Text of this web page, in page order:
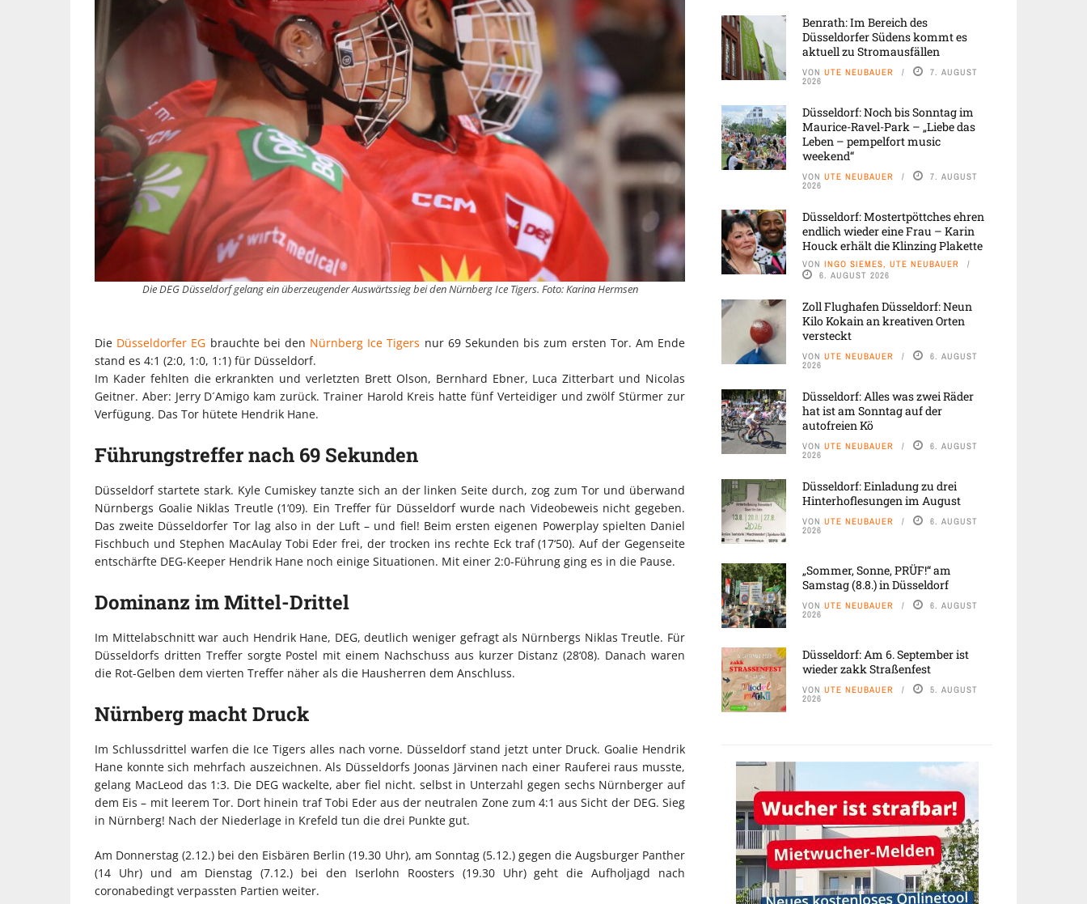
Die DEG Düsseldorf gelang ein überzeugender Auswärtssieg bei den Nürnberg Ice Tigers. Foto: Karina Hermsen
Die Düsseldorfer EG brauchte bei den Nürnberg Ice Tigers nur 69 Sekunden bis zum ersten Tor. Am Ende
stand es 4:1 (2:0, 1:0, 1:1) für Düsseldorf.
Im Kader fehlten die erkrankten und verletzten Brett Olson, Bernhard Ebner, Luca Zitterbart und Nicolas
Geitner. Aber: Jerry D´Amigo kam zurück. Trainer Harold Kreis hatte fünf Verteidiger und zwölf Stürmer zur
Verfügung. Das Tor hütete Hendrik Hane.
Führungstreffer nach 69 Sekunden
Düsseldorf startete stark. Kyle Cumiskey tanzte sich an der linken Seite durch, zog zum Tor und überwand
Nürnbergs Goalie Niklas Treutle (1‘09). Ein Treffer für Düsseldorf wurde nach Videobeweis nicht gegeben.
Das zweite Düsseldorfer Tor lag also in der Luft – und fiel! Beim ersten eigenen Powerplay spielten Daniel
Fischbuch und Stephen MacAulay Tobi Eder frei, der trocken ins rechte Eck traf (17‘50). Auf der Gegenseite
entschärfte DEG-Keeper Hendrik Hane noch einige Situationen. Mit einer 2:0-Führung ging es in die Pause.
Dominanz im Mittel-Drittel
Im Mittelabschnitt war auch Hendrik Hane, DEG, deutlich weniger gefragt als Nürnbergs Niklas Treutle. Für
Düsseldorfs dritten Treffer sorgte Postel mit einem Nachschuss aus kurzer Distanz (28‘08). Danach waren
die Rot-Gelben dem vierten Treffer näher als die Hausherren dem Anschluss.
Nürnberg macht Druck
Im Schlussdrittel warfen die Ice Tigers alles nach vorne. Düsseldorf stand jetzt unter Druck. Goalie Hendrik
Hane konnte sich mehrfach auszeichnen. Als Düsseldorfs Joonas Järvinen nach einer Rauferei raus musste,
gelang MacLeod das 1:3. Die DEG wackelte, aber fiel nicht. selbst in Unterzahl gegen sechs Nürnberger auf
dem Eis – mit leerem Tor. Dort hinein traf Tobi Eder aus der neutralen Zone zum 4:1 aus Sicht der DEG. Sieg
in Nürnberg! Nach der Niederlage in Krefeld tun die drei Punkte gut.
Am Donnerstag (2.12.) bei den Eisbären Berlin (19.30 Uhr), am Sonntag (5.12.) gegen die Augsburger Panther
(14 Uhr) und am Dienstag (7.12.) bei den Iserlohn Roosters (19.30 Uhr) geht die Aufholjagd nach
coronabedingt verpassten Partien weiter.
Benrath: Im Bereich des
Düsseldorfer Südens kommt es
aktuell zu Stromausfällen
VON UTE NEUBAUER 7. AUGUST
2026
Düsseldorf: Noch bis Sonntag im
Maurice-Ravel-Park – „Liebe das
Leben – pempelfort music
weekend“
VON UTE NEUBAUER 7. AUGUST
2026
Düsseldorf: Mostertpöttches ehren
endlich wieder eine Frau – Karin
Houck erhält die Klinzing Plakette
VON INGO SIEMES, UTE NEUBAUER
6. AUGUST 2026
Zoll Flughafen Düsseldorf: Neun
Kilo Kokain an kreativen Orten
versteckt
VON UTE NEUBAUER 6. AUGUST
2026
Düsseldorf: Alles was zwei Räder
hat ist am Sonntag auf der
autofreien Kö
VON UTE NEUBAUER 6. AUGUST
2026
Düsseldorf: Einladung zu drei
Hinterhoflesungen im August
VON UTE NEUBAUER 6. AUGUST
2026
„Sommer, Sonne, PRÜF!“ am
Samstag (8.8.) in Düsseldorf
VON UTE NEUBAUER 6. AUGUST
2026
Düsseldorf: Am 6. September ist
wieder zakk Straßenfest
VON UTE NEUBAUER 5. AUGUST
2026